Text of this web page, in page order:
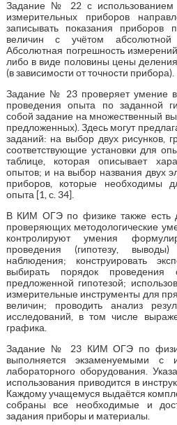
Задание № 22 с использованием
измерительных приборов
записывать показания приборов
величин с учётом абсолютной
Абсолютная погрешность
либо в виде половины цены
(в зависимости от точности прибора).
Задание № 23 проверяет умение
проведения опыта по заданной
собой задание на множественный
предложенных). Здесь могут
заданий: на выбор двух рисунков,
соответствующие установки для
таблице, которая описывает
опытов; и на выбор названия двух
приборов, которые необходимы
опыта [1, с. 34].
В КИМ ОГЭ по физике также есть
проверяющих методологические
контролируют умения
проведения (гипотезу,
наблюдения; конструировать
выбирать порядок
предложенной гипотезой;
измерительные инструменты для
величин; проводить анализ
исследований, в том числе
графика.
Задание № 23 КИМ ОГЭ по
выполняется экзаменуемыми с
лабораторного оборудования.
использования приводится в
Каждому учащемуся выдаётся
собраны все необходимые и
задания приборы и материалы.